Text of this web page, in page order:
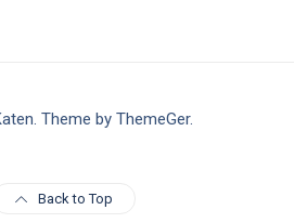
Theme by ThemeGer.
Back to Top